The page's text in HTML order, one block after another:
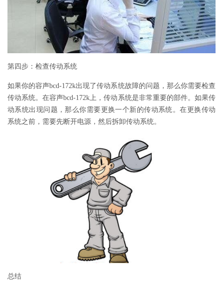
第四步：检查传动系统
如果你的容声bcd-172k出现了传动系统故障的问题，那么你需要检查
传动系统。在容声bcd-172k上，传动系统是非常重要的部件。如果传
动系统出现问题，那么你需要更换一个新的传动系统。在更换传动
系统之前，需要先断开电源，然后拆卸传动系统。
总结